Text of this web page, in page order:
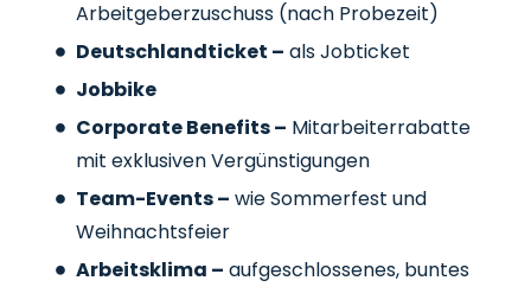
Arbeitgeberzuschuss (nach Probezeit)
Deutschlandticket – als Jobticket
Jobbike
Corporate Benefits – Mitarbeiterrabatte
mit exklusiven Vergünstigungen
Team-Events – wie Sommerfest und
Weihnachtsfeier
Arbeitsklima – aufgeschlossenes, buntes